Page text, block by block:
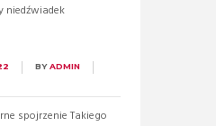
niedźwiadek
BYADMIN
spojrzenie Takiego